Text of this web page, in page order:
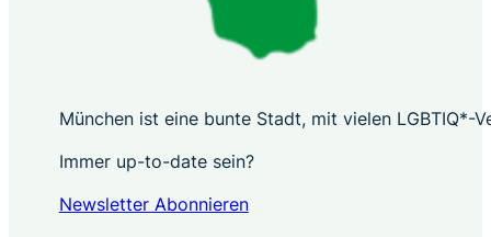
München ist eine bunte Stadt, mit vielen
Immer up-to-date sein?
Newsletter Abonnieren